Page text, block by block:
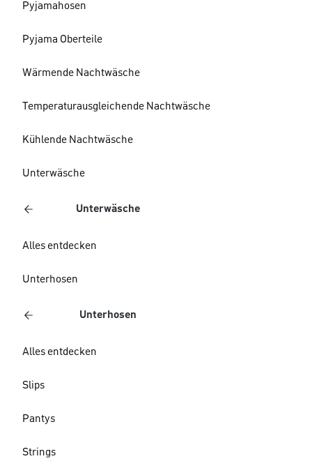
Pyjamahosen
Pyjama Oberteile
Wärmende Nachtwäsche
Temperaturausgleichende Nachtwäsche
Kühlende Nachtwäsche
Unterwäsche
Unterwäsche
Alles entdecken
Unterhosen
Unterhosen
Alles entdecken
Slips
Pantys
Strings